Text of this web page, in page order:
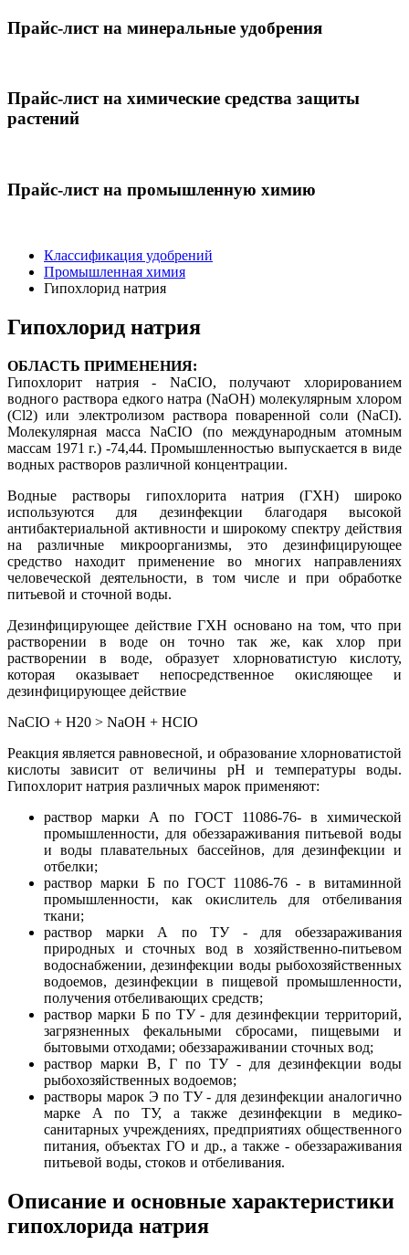
Прайс-лист на минеральные удобрения
Прайс-лист на химические средства защиты
растений
Прайс-лист на промышленную химию
Классификация удобрений
Промышленная химия
Гипохлорид натрия
Гипохлорид натрия
ОБЛАСТЬ ПРИМЕНЕНИЯ:
Гипохлорит натрия - NaCIO, получают хлорированием
водного раствора едкого натра (NaOH) молекулярным хлором
(Cl2) или электролизом раствора поваренной соли (NaCI).
Молекулярная масса NaCIO (по международным атомным
массам 1971 г.) -74,44. Промышленностью выпускается в виде
водных растворов различной концентрации.
Водные растворы гипохлорита натрия (ГХН) широко
используются для дезинфекции благодаря высокой
антибактериальной активности и широкому спектру действия
на различные микроорганизмы, это дезинфицирующее
средство находит применение во многих направлениях
человеческой деятельности, в том числе и при обработке
питьевой и сточной воды.
Дезинфицирующее действие ГХН основано на том, что при
растворении в воде он точно так же, как хлор при
растворении в воде, образует хлорноватистую кислоту,
которая оказывает непосредственное окисляющее и
дезинфицирующее действие
NaCIO + H20 > NaOH + HCIO
Реакция является равновесной, и образование хлорноватистой
кислоты зависит от величины рН и температуры воды.
Гипохлорит натрия различных марок применяют:
раствор марки А по ГОСТ 11086-76- в химической
промышленности, для обеззараживания питьевой воды
и воды плавательных бассейнов, для дезинфекции и
отбелки;
раствор марки Б по ГОСТ 11086-76 - в витаминной
промышленности, как окислитель для отбеливания
ткани;
раствор марки А по ТУ - для обеззараживания
природных и сточных вод в хозяйственно-питьевом
водоснабжении, дезинфекции воды рыбохозяйственных
водоемов, дезинфекции в пищевой промышленности,
получения отбеливающих средств;
раствор марки Б по ТУ - для дезинфекции территорий,
загрязненных фекальными сбросами, пищевыми и
бытовыми отходами; обеззараживании сточных вод;
раствор марки В, Г по ТУ - для дезинфекции воды
рыбохозяйственных водоемов;
растворы марок Э по ТУ - для дезинфекции аналогично
марке А по ТУ, а также дезинфекции в медико-
санитарных учреждениях, предприятиях общественного
питания, объектах ГО и др., а также - обеззараживания
питьевой воды, стоков и отбеливания.
Описание и основные характеристики
гипохлорида натрия